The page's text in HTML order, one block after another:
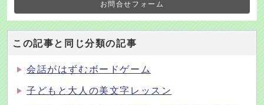
お問合せフォーム
この記事と同じ分類の記事
会話がはずむボードゲーム
子どもと大人の美文字レッスン